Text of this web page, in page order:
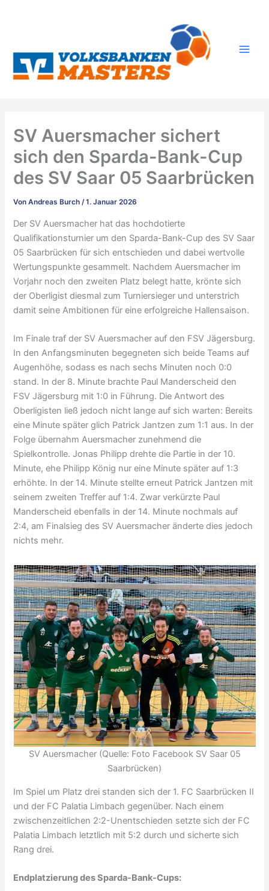
SV Auersmacher sichert
sich den Sparda-Bank-Cup
des SV Saar 05 Saarbrücken
VonAndreas Burch/1. Januar 2026
Der SV Auersmacher hat das hochdotierte
Qualifikationsturnier um den Sparda-Bank-Cup des SV Saar
05 Saarbrücken für sich entschieden und dabei wertvolle
Wertungspunkte gesammelt. Nachdem Auersmacher im
Vorjahr noch den zweiten Platz belegt hatte, krönte sich
der Oberligist diesmal zum Turniersieger und unterstrich
damit seine Ambitionen für eine erfolgreiche Hallensaison.
Im Finale traf der SV Auersmacher auf den FSV Jägersburg.
In den Anfangsminuten begegneten sich beide Teams auf
Augenhöhe, sodass es nach sechs Minuten noch 0:0
stand. In der 8. Minute brachte Paul Manderscheid den
FSV Jägersburg mit 1:0 in Führung. Die Antwort des
Oberligisten ließ jedoch nicht lange auf sich warten: Bereits
eine Minute später glich Patrick Jantzen zum 1:1 aus. In der
Folge übernahm Auersmacher zunehmend die
Spielkontrolle. Jonas Philipp drehte die Partie in der 10.
Minute, ehe Philipp König nur eine Minute später auf 1:3
erhöhte. In der 14. Minute stellte erneut Patrick Jantzen mit
seinem zweiten Treffer auf 1:4. Zwar verkürzte Paul
Manderscheid ebenfalls in der 14. Minute nochmals auf
2:4, am Finalsieg des SV Auersmacher änderte dies jedoch
nichts mehr.
SV Auersmacher (Quelle: Foto Facebook SV Saar 05
Saarbrücken)
Im Spiel um Platz drei standen sich der 1. FC Saarbrücken II
und der FC Palatia Limbach gegenüber. Nach einem
zwischenzeitlichen 2:2-Unentschieden setzte sich der FC
Palatia Limbach letztlich mit 5:2 durch und sicherte sich
Rang drei.
Endplatzierung des Sparda-Bank-Cups: